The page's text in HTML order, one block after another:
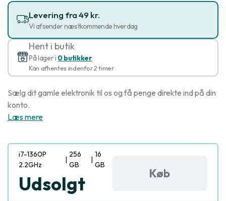
Levering fra 49 kr.
Vi afsender næstkommende hverdag
Hent i butik
På lager i 0 butikker
Kan afhentes indenfor 2 timer
Sælg dit gamle elektronik til os og få penge direkte ind på din
konto.
Læs mere
i7-1360P
2.2GHz
|
256
GB
|
16
GB
Udsolgt Køb